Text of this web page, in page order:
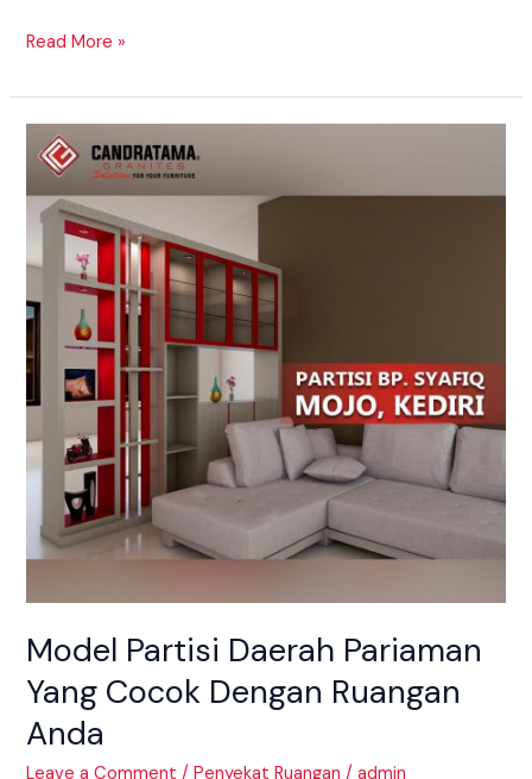
Read More »
Model Partisi Daerah Pariaman
Yang Cocok Dengan Ruangan
Anda
Leave a Comment /Penyekat Ruangan /admin
Model
Partisi
Daerah
Pariaman
Cocok
Dengan
Ruangan
Anda